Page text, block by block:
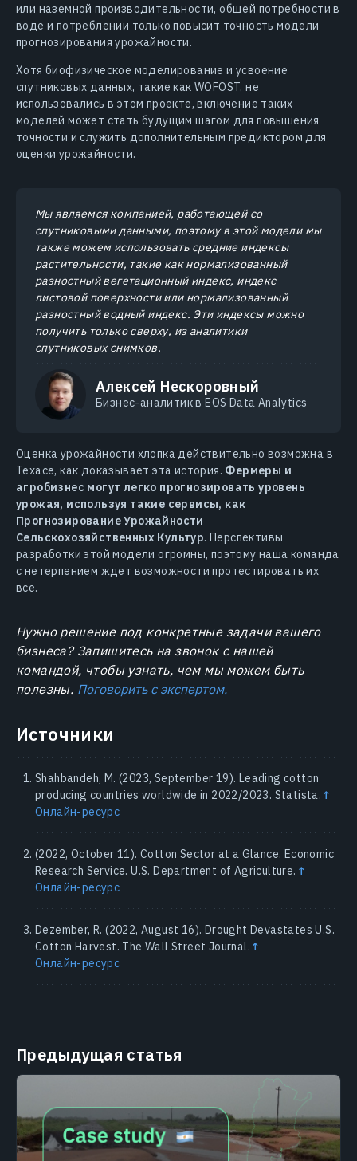
или наземной производительности, общей потребности в
воде и потреблении только повысит точность модели
прогнозирования урожайности.
Хотя биофизическое моделирование и усвоение
спутниковых данных, такие как WOFOST, не
использовались в этом проекте, включение таких
моделей может стать будущим шагом для повышения
точности и служить дополнительным предиктором для
оценки урожайности.
Мы являемся компанией, работающей со
спутниковыми данными, поэтому в этой модели мы
также можем использовать средние индексы
растительности, такие как нормализованный
разностный вегетационный индекс, индекс
листовой поверхности или нормализованный
разностный водный индекс. Эти индексы можно
получить только сверху, из аналитики
спутниковых снимков.
Алексей Нескоровный
Бизнес-аналитик в EOS Data Analytics
Оценка урожайности хлопка действительно возможна в
Техасе, как доказывает эта история. Фермеры и
агробизнес могут легко прогнозировать уровень
урожая, используя такие сервисы, как
Прогнозирование Урожайности
Сельскохозяйственных Культур. Перспективы
разработки этой модели огромны, поэтому наша команда
с нетерпением ждет возможности протестировать их
все.
Нужно решение под конкретные задачи вашего
бизнеса? Запишитесь на звонок с нашей
командой, чтобы узнать, чем мы можем быть
полезны. Поговорить с экспертом.
Источники
Shahbandeh, M. (2023, September 19). Leading cotton
producing countries worldwide in 2022/2023. Statista. ↑
Онлайн-ресурс
(2022, October 11). Cotton Sector at a Glance. Economic
Research Service. U.S. Department of Agriculture. ↑
Онлайн-ресурс
Dezember, R. (2022, August 16). Drought Devastates U.S.
Cotton Harvest. The Wall Street Journal. ↑
Онлайн-ресурс
Предыдущая статья